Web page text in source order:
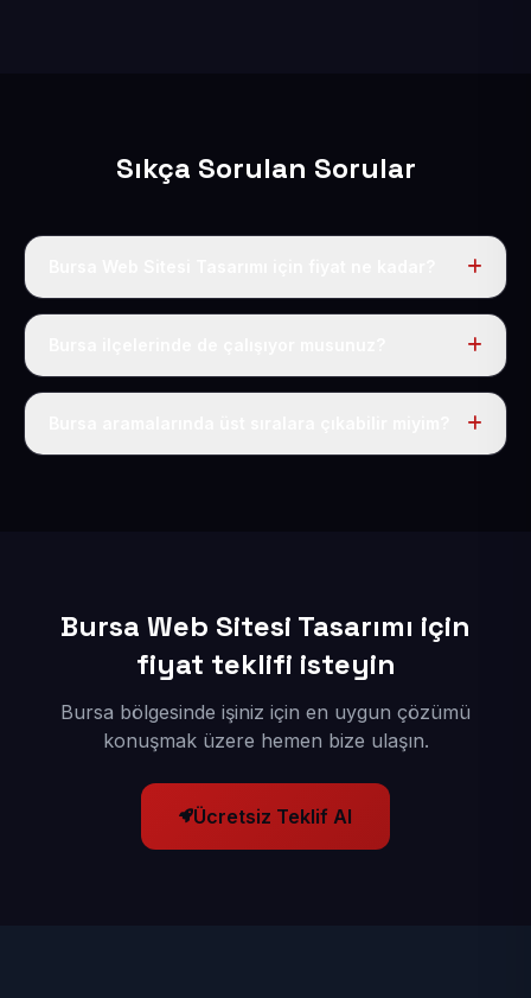
Sıkça Sorulan Sorular
Bursa dahil Türkiye’nin her yerinde geçerli yıllık tek
Elbette; Bursa iline bağlı bütün ilçelere uzaktan ve
Bursa Web Sitesi Tasarımı için
fiyat teklifi isteyin
Bursa bölgesinde işiniz için en uygun çözümü
konuşmak üzere hemen bize ulaşın.
Ücretsiz Teklif Al